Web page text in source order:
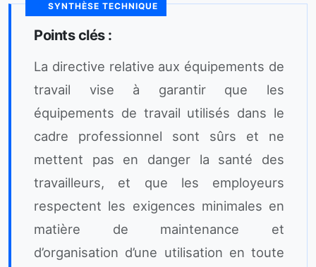
SYNTHÈSE TECHNIQUE
Points clés :
La directive relative aux équipements de
travail vise à garantir que les
équipements de travail utilisés dans le
cadre professionnel sont sûrs et ne
mettent pas en danger la santé des
travailleurs, et que les employeurs
respectent les exigences minimales en
matière de maintenance et
d’organisation d’une utilisation en toute